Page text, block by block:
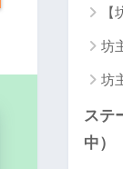
坊
坊
ステ
中）